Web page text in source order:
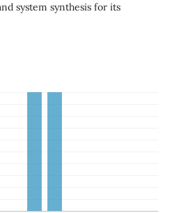
system synthesis for its